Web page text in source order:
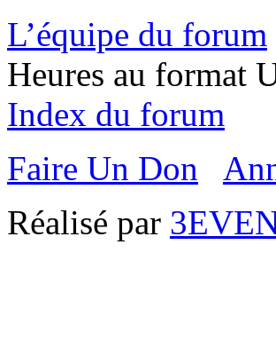
L’équipe du forum
Heures au format
Index du forum
Faire Un Don
Réalisé par